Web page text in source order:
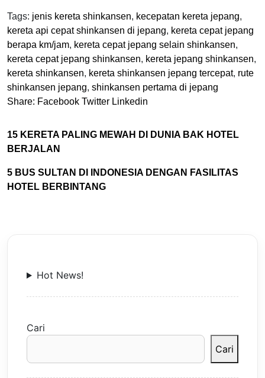
Tags: jenis kereta shinkansen, kecepatan kereta jepang,
kereta api cepat shinkansen di jepang, kereta cepat jepang
berapa km/jam, kereta cepat jepang selain shinkansen,
kereta cepat jepang shinkansen, kereta jepang shinkansen,
kereta shinkansen, kereta shinkansen jepang tercepat, rute
shinkansen jepang, shinkansen pertama di jepang
Share: Facebook Twitter Linkedin
15 KERETA PALING MEWAH DI DUNIA BAK HOTEL
BERJALAN
5 BUS SULTAN DI INDONESIA DENGAN FASILITAS
HOTEL BERBINTANG
Hot News!
Cari
Cari